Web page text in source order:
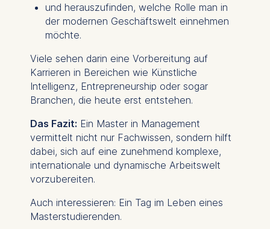
und herauszufinden, welche Rolle man in
der modernen Geschäftswelt einnehmen
möchte.
Viele sehen darin eine Vorbereitung auf
Karrieren in Bereichen wie Künstliche
Intelligenz, Entrepreneurship oder sogar
Branchen, die heute erst entstehen.
Das Fazit: Ein Master in Management
vermittelt nicht nur Fachwissen, sondern hilft
dabei, sich auf eine zunehmend komplexe,
internationale und dynamische Arbeitswelt
vorzubereiten.
Auch interessieren: Ein Tag im Leben eines
Masterstudierenden.
Marketing
Cookies that help us to
advertisement banners.
Cookies contained in
this category are:
Statistics
Cookies that submit
anonymous activity data to
analytics software. This
data helps us improve our
website.
Cookies contained in